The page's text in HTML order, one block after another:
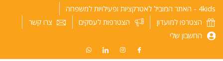
דילוג
לתוכן
4kids - האתר המוביל לאטרקציות ופעילויות למשפחה
הצטרפו למועדון
הצטרפות לעסקים
צרו קשר
החשבון שלי